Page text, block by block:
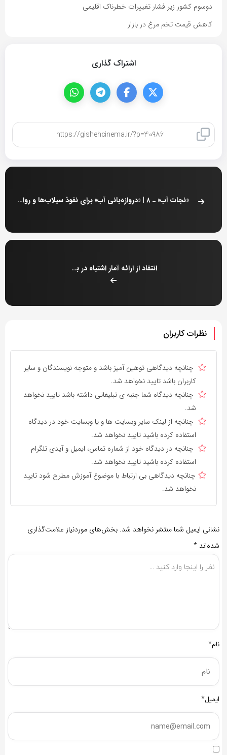
دوسوم کشور زیر فشار تغییرات خطرناک اقلیمی
کاهش قیمت تخم مرغ در بازار
اشتراک گذاری
«نجات آب» ـ ۸ | «دروازه‌بانی آب» برای نفوذ سیلاب‌ها و رواناب‌های سطحی، با اقدامات بیولوژیک
انتقاد از ارائه آمار اشتباه در بازار برنج
نظرات کاربران
چنانچه دیدگاهی توهین آمیز باشد و متوجه نویسندگان و سایر
کاربران باشد تایید نخواهد شد.
چنانچه دیدگاه شما جنبه ی تبلیغاتی داشته باشد تایید نخواهد
شد.
چنانچه از لینک سایر وبسایت ها و یا وبسایت خود در دیدگاه
استفاده کرده باشید تایید نخواهد شد.
چنانچه در دیدگاه خود از شماره تماس، ایمیل و آیدی تلگرام
استفاده کرده باشید تایید نخواهد شد.
چنانچه دیدگاهی بی ارتباط با موضوع آموزش مطرح شود تایید
نخواهد شد.
نشانی ایمیل شما منتشر نخواهد شد. بخش‌های موردنیاز علامت‌گذاری
شده‌اند *
نام*
ایمیل*